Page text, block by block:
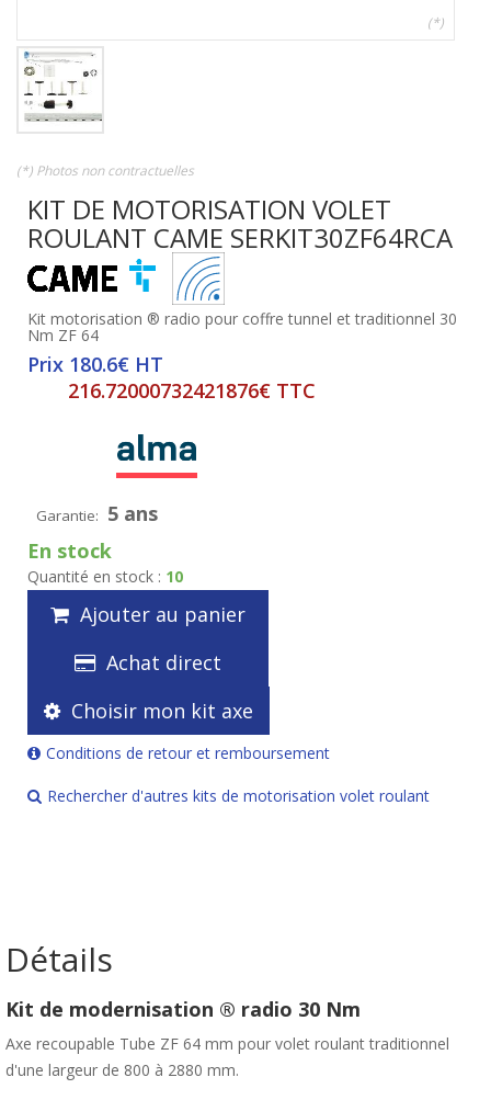
(*)
(*) Photos non contractuelles
KIT DE MOTORISATION VOLET
ROULANT CAME SERKIT30ZF64RCA
Kit motorisation ® radio pour coffre tunnel et traditionnel 30
Nm ZF 64
Prix 180.6€ HT
216.72000732421876€ TTC
Garantie: 5 ans
En stock
Quantité en stock : 10
Ajouter au panier
Achat direct
Choisir mon kit axe
Conditions de retour et remboursement
Rechercher d'autres kits de motorisation volet roulant
Détails
Kit de modernisation ® radio 30 Nm
Axe recoupable Tube ZF 64 mm pour volet roulant traditionnel
d'une largeur de 800 à 2880 mm.